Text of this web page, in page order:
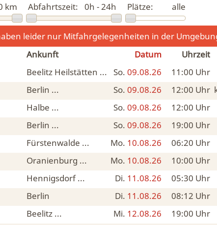
km Abfahrtszeit: 0h - 24h Plätze: alle
leider nur Mitfahrgelegenheiten in der
Ankunft Datum Uhrzeit
Beelitz Heilstätten ... So. 09.08.26 11:00 Uhr
Berlin ... So. 09.08.26 12:00 Uhr
Halbe ... So. 09.08.26 12:00 Uhr
Berlin ... So. 09.08.26 19:00 Uhr
Fürstenwalde ... Mo. 10.08.26 06:20 Uhr
Oranienburg ... Mo. 10.08.26 10:00 Uhr
Hennigsdorf ... Di. 11.08.26 05:30 Uhr
Berlin Di. 11.08.26 08:12 Uhr
Beelitz ... Mi. 12.08.26 19:00 Uhr